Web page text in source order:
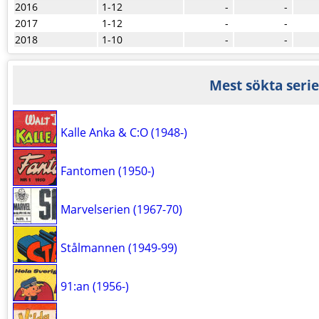
2016
1-12 - -
2017
1-12 - -
2018
1-10 - -
Mest sökta
Kalle Anka & C:O (1948-)
Fantomen (1950-)
Marvelserien (1967-70)
Stålmannen (1949-99)
91:an (1956-)